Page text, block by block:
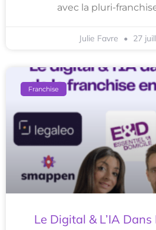
avec la pluri-
Julie Favre 27
Franchise
Le Digital & L’IA